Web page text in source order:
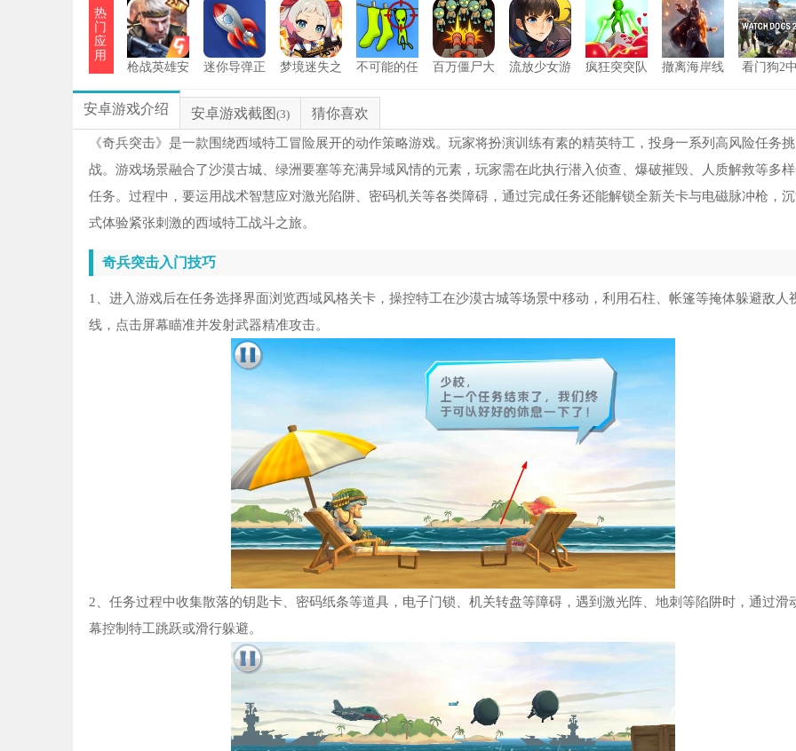
热
门
应
用
枪战英雄安
迷你导弹正
梦境迷失之
不可能的任
百万僵尸大
流放少女游
疯狂突突队
撤离海岸线
看门狗2中
安卓游戏介绍 安卓游戏截图 (3) 猜你喜欢
《奇兵突击》是一款围绕西域特工冒险展开的动作策略游戏。玩家将扮演训练有素的精英特工，投身一系列高风险任务挑
战。游戏场景融合了沙漠古城、绿洲要塞等充满异域风情的元素，玩家需在此执行潜入侦查、爆破摧毁、人质解救等多
任务。过程中，要运用战术智慧应对激光陷阱、密码机关等各类障碍，通过完成任务还能解锁全新关卡与电磁脉冲枪，
式体验紧张刺激的西域特工战斗之旅。
奇兵突击入门技巧
1、进入游戏后在任务选择界面浏览西域风格关卡，操控特工在沙漠古城等场景中移动，利用石柱、帐篷等掩体躲避敌人
线，点击屏幕瞄准并发射武器精准攻击。
2、任务过程中收集散落的钥匙卡、密码纸条等道具，电子门锁、机关转盘等障碍，遇到激光阵、地刺等陷阱时，通过滑
幕控制特工跳跃或滑行躲避。
2 冒险特工
3 对峙2手机版
7 正义对决3多人联机
8
时空战记
10 CQB战术小队